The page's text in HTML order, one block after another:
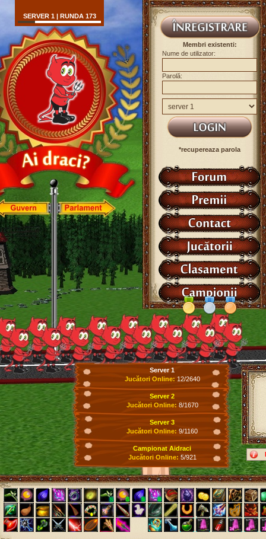
SERVER 1 | RUNDA 173
Membri existenti:
Nume de utilizator:
Parolă:
*recupereaza parola
Server 1
Jucători Online: 12/2640
Server 2
Jucători Online: 8/1670
Server 3
Jucători Online: 9/1160
Campionat Aidraci
Jucători Online: 5/921